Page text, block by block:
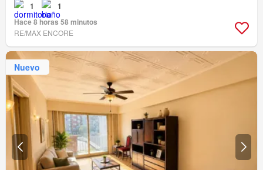
1
1
Hace 8 horas 58 minutos
RE/MAX ENCORE
Nuevo